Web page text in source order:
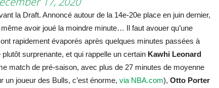
la Draft. Annoncé autour de la 14e-20e place en juin dernier,
avoir joué la moindre minute… Il faut avouer qu’une
rapidement évaporés après quelques minutes passées à
surprenante, et qui rappelle un certain Kawhi Leonard
match de pré-saison, avec plus de 27 minutes de moyenne
un joueur des Bulls, c’est énorme, via NBA.com), Otto Porter